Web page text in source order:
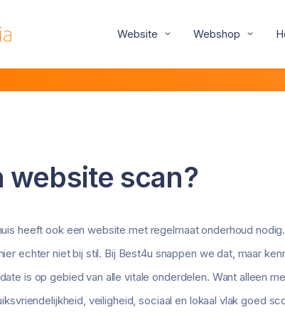
Website Webshop
website scan?
heeft ook een website met regelmaat onderhoud
echter niet bij stil. Bij Best4u snappen we dat, maar
is op gebied van alle vitale onderdelen. Want alleen
veiligheid, sociaal en lokaal vlak goed